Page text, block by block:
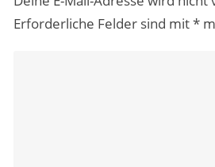
Erforderliche Felder sind mit*